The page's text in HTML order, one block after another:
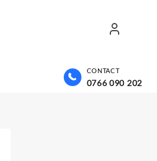
CONTACT
0766 090 202